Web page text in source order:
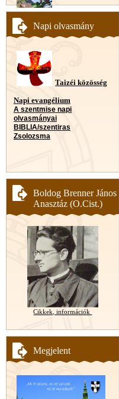
Napi olvasmány
Taizéi közösség
Napi evangélium
A szentmise napi
olvasmányai
BIBLIA/szentiras
Zsolozsma
Boldog Brenner János
Anasztáz (O.Cist.)
Cikkek, információk
Megjelent